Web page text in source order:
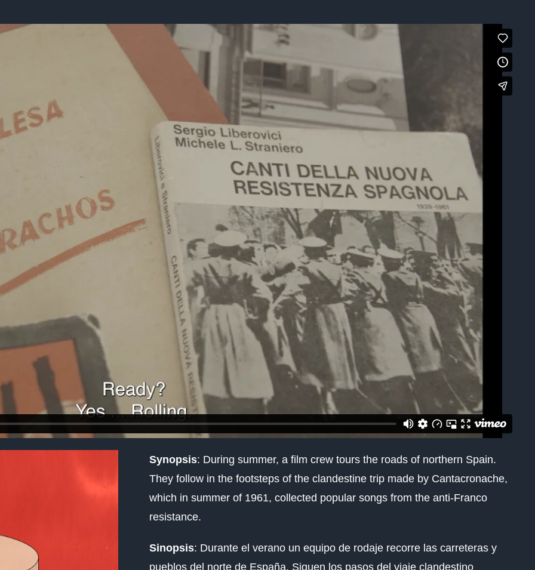
Synopsis: During summer, a film crew tours the roads of northern Spain.
They follow in the footsteps of the clandestine trip made by Cantacronache,
which in summer of 1961, collected popular songs from the anti-Franco
resistance.
Sinopsis: Durante el verano un equipo de rodaje recorre las carreteras y
pueblos del norte de España. Siguen los pasos del viaje clandestino